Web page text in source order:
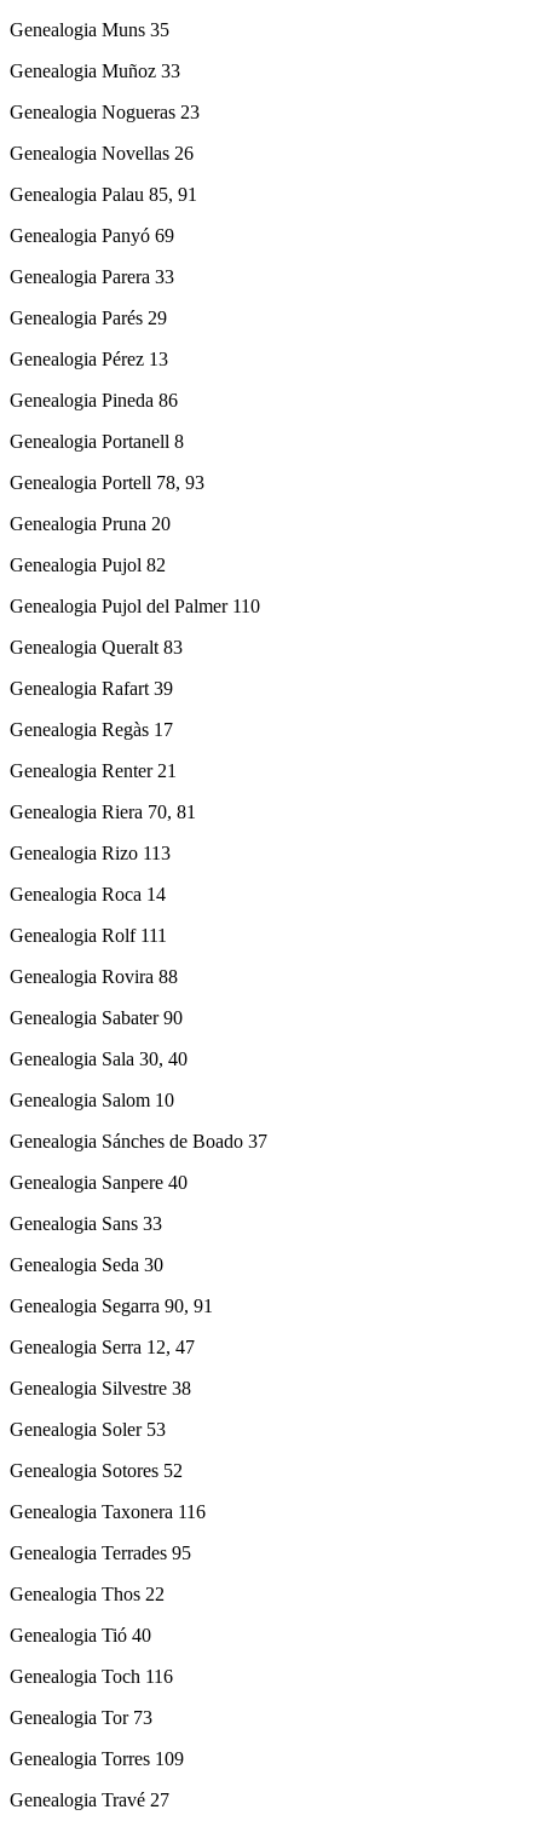
Genealogia Muns 35
Genealogia Muñoz 33
Genealogia Nogueras 23
Genealogia Novellas 26
Genealogia Palau 85, 91
Genealogia Panyó 69
Genealogia Parera 33
Genealogia Parés 29
Genealogia Pérez 13
Genealogia Pineda 86
Genealogia Portanell 8
Genealogia Portell 78, 93
Genealogia Pruna 20
Genealogia Pujol 82
Genealogia Pujol del Palmer 110
Genealogia Queralt 83
Genealogia Rafart 39
Genealogia Regàs 17
Genealogia Renter 21
Genealogia Riera 70, 81
Genealogia Rizo 113
Genealogia Roca 14
Genealogia Rolf 111
Genealogia Rovira 88
Genealogia Sabater 90
Genealogia Sala 30, 40
Genealogia Salom 10
Genealogia Sánches de Boado 37
Genealogia Sanpere 40
Genealogia Sans 33
Genealogia Seda 30
Genealogia Segarra 90, 91
Genealogia Serra 12, 47
Genealogia Silvestre 38
Genealogia Soler 53
Genealogia Sotores 52
Genealogia Taxonera 116
Genealogia Terrades 95
Genealogia Thos 22
Genealogia Tió 40
Genealogia Toch 116
Genealogia Tor 73
Genealogia Torres 109
Genealogia Travé 27